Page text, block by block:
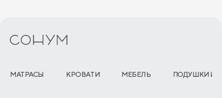
МАТРАСЫ КРОВАТИ МЕБЕЛЬ ПОДУШКИ И